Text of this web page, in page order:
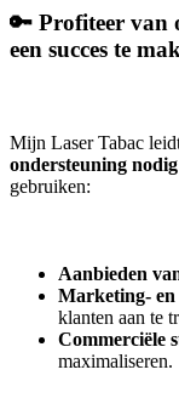
🔑 Profiteer van
een succes te
Mijn Laser Tabac
ondersteuning nodig
gebruiken:
Aanbieden
Marketing- en
klanten aan te
Commerciële
maximaliseren.